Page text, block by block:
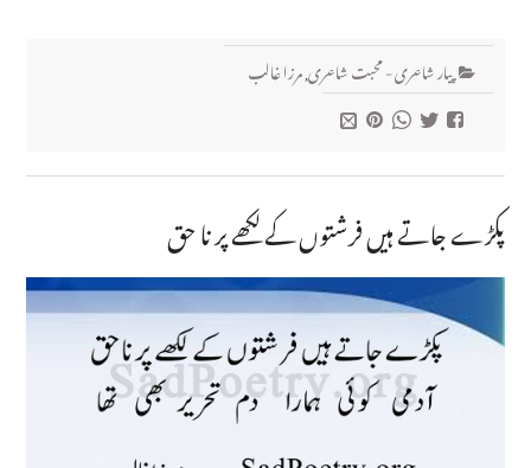
پیار شاعری - محبت شاعری,مرزا غالب
پکڑے جاتے ہیں فرشتوں کے لکھے پر نا حق